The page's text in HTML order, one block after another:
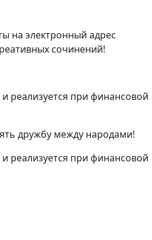
на электронный адрес
сочинений!
реализуется при финансовой
дружбу между народами!
реализуется при финансовой